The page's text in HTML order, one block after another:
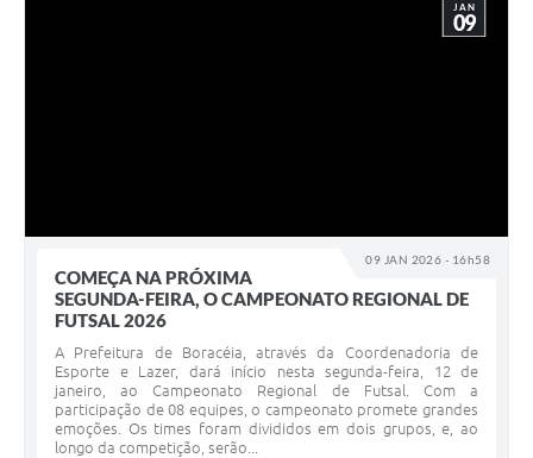
09 JAN 2026 - 16h58
JAN
09
COMEÇA NA PRÓXIMA
SEGUNDA-FEIRA, O CAMPEONATO REGIONAL DE
FUTSAL 2026
A Prefeitura de Boracéia, através da Coordenadoria de
Esporte e Lazer, dará início nesta segunda-feira, 12 de
janeiro, ao Campeonato Regional de Futsal. Com a
participação de 08 equipes, o campeonato promete grandes
emoções. Os times foram divididos em dois grupos, e, ao
longo da competição, serão...